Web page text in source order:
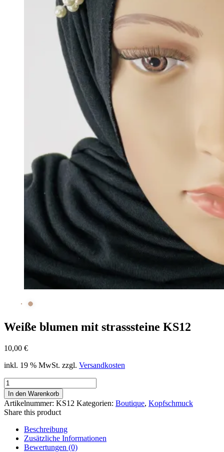
Weiße blumen mit strasssteine KS12
10,00 €
inkl. 19 % MwSt. zzgl. Versandkosten
Weiße
blumen
mit
strasssteine
KS12
Menge
In den Warenkorb
Artikelnummer: KS12 Kategorien: Boutique, Kopfschmuck
Share this product
Beschreibung
Zusätzliche Informationen
Bewertungen (0)